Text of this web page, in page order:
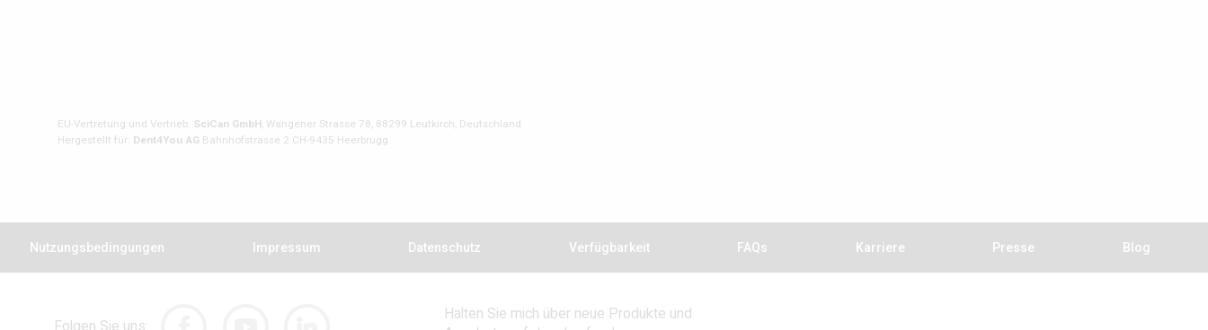
EU-Vertretung und Vertrieb: SciCan GmbH , Wangener Strasse 78, 88299 Leutkirch, Deutschland
Hergestellt für: Dent4You AG Bahnhofstrasse 2 CH-9435 Heerbrugg
Nutzungsbedingungen Impressum Datenschutz Verfügbarkeit FAQs Karriere Presse Blog
Folgen Sie uns:
Halten Sie mich über neue Produkte und